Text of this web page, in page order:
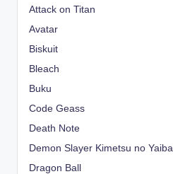
Attack on Titan
Avatar
Biskuit
Bleach
Buku
Code Geass
Death Note
Demon Slayer Kimetsu no Yaiba
Dragon Ball